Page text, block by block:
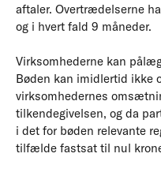
aftaler. Overtrædelserne
og i hvert fald 9 måneder.
Virksomhederne kan
Bøden kan imidlertid ikke
virksomhedernes
tilkendegivelsen, og da
i det for bøden relevante
tilfælde fastsat til nul